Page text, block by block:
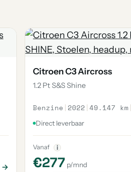
→
Citroen C3 Aircross
1.2 Pt S&S Shine
Benzine | 2022 |49.147 km
Direct leverbaar
Vanaf i
€277 p/mnd